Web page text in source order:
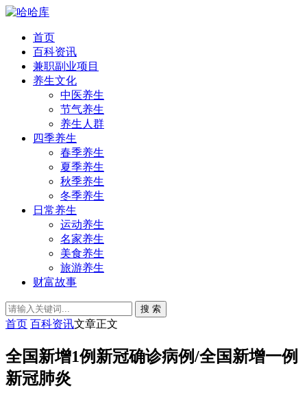
首页
百科资讯
兼职副业项目
养生文化
中医养生
节气养生
养生人群
四季养生
春季养生
夏季养生
秋季养生
冬季养生
日常养生
运动养生
名家养生
美食养生
旅游养生
财富故事
搜 索
首页 百科资讯文章正文
全国新增1例新冠确诊病例/全国新增一例
新冠肺炎